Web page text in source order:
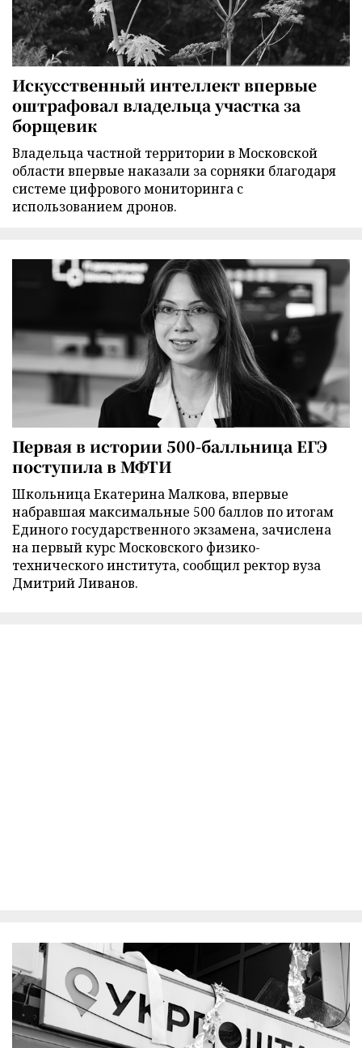
Искусственный интеллект впервые
оштрафовал владельца участка за
борщевик
Владельца частной территории в Московской
области впервые наказали за сорняки благодаря
системе цифрового мониторинга с
использованием дронов.
Первая в истории 500-балльница ЕГЭ
поступила в МФТИ
Школьница Екатерина Малкова, впервые
набравшая максимальные 500 баллов по итогам
Единого государственного экзамена, зачислена
на первый курс Московского физико-
технического института, сообщил ректор вуза
Дмитрий Ливанов.